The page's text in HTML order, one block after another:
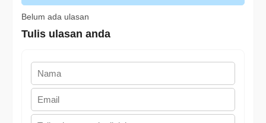
Belum ada ulasan
Tulis ulasan anda